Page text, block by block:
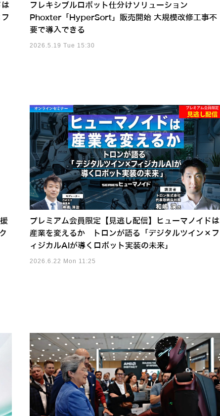
フレキシブルロボット仕分けソリューション
Phoxter「HyperSort」販売開始 大規模改修工事不
要で導入できる
2026.5.19 Tue 15:30
プレミアム会員限定【見逃し配信】ヒューマノイドは
産業を変えるか トロンが語る「デジタルツイン×フ
ィジカルAIが導くロボット実装の未来」
2026.6.22 Mon 11:25